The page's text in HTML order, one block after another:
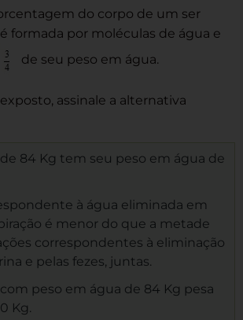
do corpo de um ser
formada por moléculas de água e
de seu peso em água.
assinale a alternativa
84 Kg tem seu peso em água de
à água eliminada em
é menor do que a metade
correspondentes à eliminação
e pelas fezes, juntas.
peso em água de 84 Kg pesa
Kg.